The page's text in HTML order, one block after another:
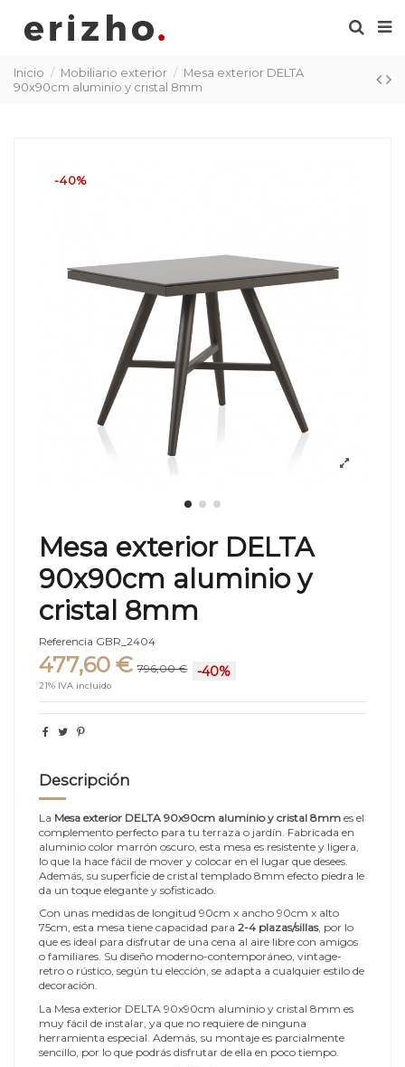
Inicio Mobiliario exterior
Mesa exterior DELTA
90x90cm aluminio y cristal 8mm
-40%
Mesa exterior DELTA
90x90cm aluminio y
cristal 8mm
Referencia GBR_2404
477,60 € 796,00 € -40%
21% IVA incluido
Descripción
La Mesa exterior DELTA 90x90cm aluminio y cristal 8mm es el
complemento perfecto para tu terraza o jardín. Fabricada en
aluminio color marrón oscuro, esta mesa es resistente y ligera,
lo que la hace fácil de mover y colocar en el lugar que desees.
Además, su superficie de cristal templado 8mm efecto piedra le
da un toque elegante y sofisticado.
Con unas medidas de longitud 90cm x ancho 90cm x alto
75cm, esta mesa tiene capacidad para 2-4 plazas/sillas, por lo
que es ideal para disfrutar de una cena al aire libre con amigos
o familiares. Su diseño moderno-contemporáneo, vintage-
retro o rústico, según tu elección, se adapta a cualquier estilo de
decoración.
La Mesa exterior DELTA 90x90cm aluminio y cristal 8mm es
muy fácil de instalar, ya que no requiere de ninguna
herramienta especial. Además, su montaje es parcialmente
sencillo, por lo que podrás disfrutar de ella en poco tiempo.